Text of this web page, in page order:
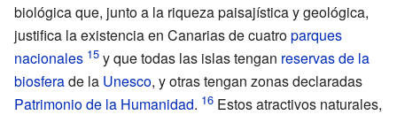
biológica que, junto a la riqueza paisajística y geológica,
justifica la existencia en Canarias de cuatroparques
nacionales
y que todas las islas tengan reservas de la
biosferade la Unesco, y otras tengan zonas declaradas
Patrimonio de la Humanidad.
Estos atractivos naturales,